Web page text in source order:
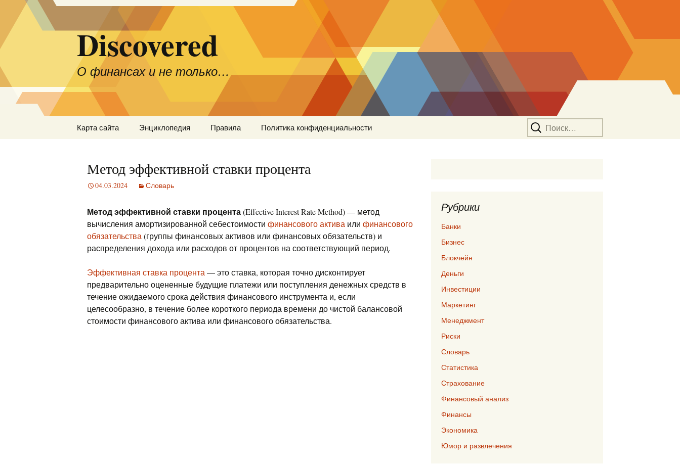
Discovered
О финансах и не только…
Карта сайта Энциклопедия Правила Политика конфиденциальности Найти:
Метод эффективной ставки процента
04.03.2024 Словарь
Метод эффективной ставки процента(Effective Interest Rate Method) — метод
вычисления амортизированной себестоимости финансового актива или финансового
обязательства (группы финансовых активов или финансовых обязательств) и
распределения дохода или расходов от процентов на соответствующий период.
Эффективная ставка процента — это ставка, которая точно дисконтирует
предварительно оцененные будущие платежи или поступления денежных средств в
течение ожидаемого срока действия финансового инструмента и, если
целесообразно, в течение более короткого периода времени до чистой балансовой
стоимости финансового актива или финансового обязательства.
Рубрики
Банки
Бизнес
Блокчейн
Деньги
Инвестиции
Маркетинг
Менеджмент
Риски
Словарь
Статистика
Страхование
Финансовый анализ
Финансы
Экономика
Юмор и развлечения